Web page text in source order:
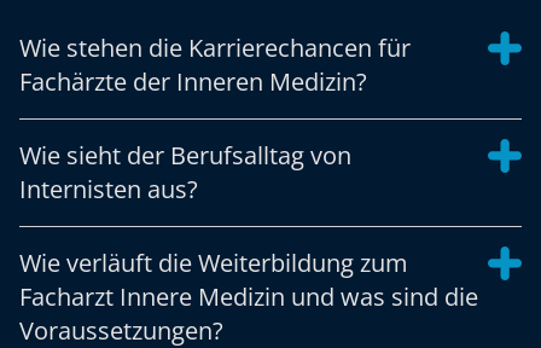
Wie stehen die Karrierechancen für
Fachärzte der Inneren Medizin?
Wie sieht der Berufsalltag von
Internisten aus?
Wie verläuft die Weiterbildung zum
Facharzt Innere Medizin und was sind die
Voraussetzungen?